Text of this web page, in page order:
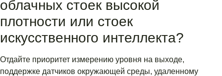
облачных стоек высокой
плотности или стоек
искусственного интеллекта?
Отдайте приоритет измерению уровня на выходе,
поддержке датчиков окружающей среды, удаленному